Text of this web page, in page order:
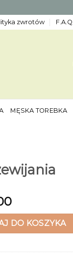
zwrotów F.A.Q
MĘSKA TOREBKA
DO KOSZYKA